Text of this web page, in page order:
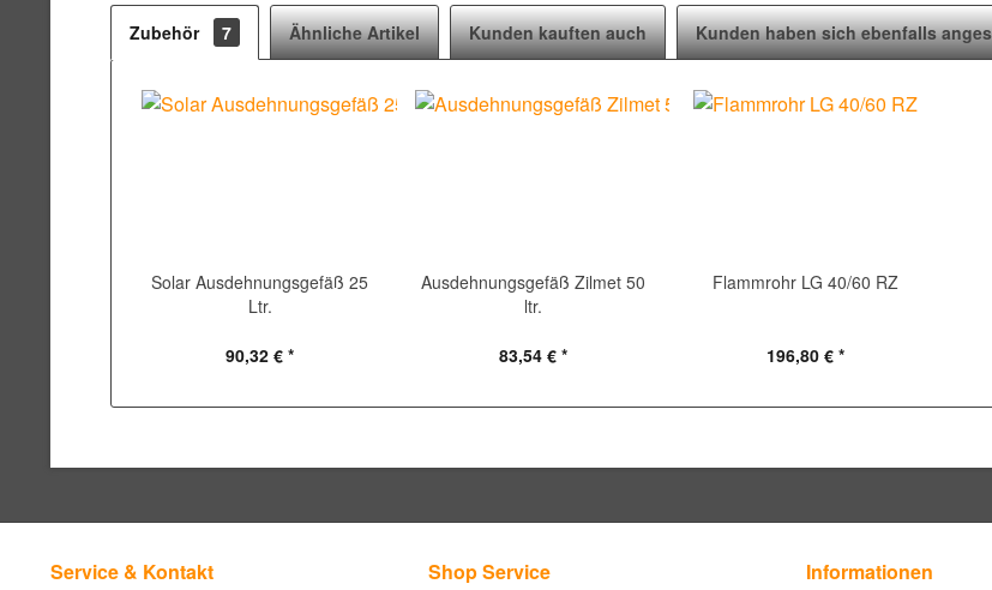
Zubehör 7 Ähnliche Artikel Kunden kauften auch Kunden haben sich ebenfalls
Solar Ausdehnungsgefäß 25
Ltr.
90,32 € *
Ausdehnungsgefäß Zilmet 50
ltr.
83,54 € *
Flammrohr LG 40/60 RZ
196,80 € *
Service & Kontakt Shop Service Informationen